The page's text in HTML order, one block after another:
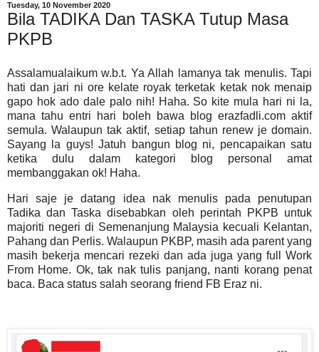
Tuesday, 10 November 2020
Bila TADIKA Dan TASKA Tutup Masa
PKPB
Assalamualaikum w.b.t. Ya Allah lamanya tak menulis. Tapi
hati dan jari ni ore kelate royak terketak ketak nok menaip
gapo hok ado dale palo nih! Haha. So kite mula hari ni la,
mana tahu entri hari boleh bawa blog erazfadli.com aktif
semula. Walaupun tak aktif, setiap tahun renew je domain.
Sayang la guys! Jatuh bangun blog ni, pencapaikan satu
ketika dulu dalam kategori blog personal amat
membanggakan ok! Haha.
Hari saje je datang idea nak menulis pada penutupan
Tadika dan Taska disebabkan oleh perintah PKPB untuk
majoriti negeri di Semenanjung Malaysia kecuali Kelantan,
Pahang dan Perlis. Walaupun PKBP, masih ada parent yang
masih bekerja mencari rezeki dan ada juga yang full Work
From Home. Ok, tak nak tulis panjang, nanti korang penat
baca. Baca status salah seorang friend FB Eraz ni.